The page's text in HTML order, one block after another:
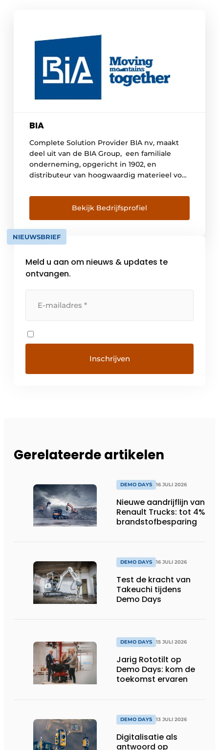
BIA
Complete Solution Provider BIA nv, maakt
deel uit van de BIA Group, een familiale
onderneming, opgericht in 1902, en
distributeur van hoogwaardig materieel voor
steengroeven, sloop, recycling,
stroomvoorziening. De BIA Group is actief in
de Benelux en meer dan 20 Afrikaanse
landen en telt meer dan 1000 werknemers.
De hoofdzetel van BIA […]
Bekijk Bedrijfsprofiel
NIEUWSBRIEF
Meld u aan om nieuws & updates te
ontvangen.
Gerelateerde artikelen
DEMO DAYS 16 JULI 2026
Nieuwe aandrijflijn van
Renault Trucks: tot 4%
brandstofbesparing
DEMO DAYS 16 JULI 2026
Test de kracht van
Takeuchi tijdens
Demo Days
DEMO DAYS 15 JULI 2026
Jarig Rototilt op
Demo Days: kom de
toekomst ervaren
DEMO DAYS 13 JULI 2026
Digitalisatie als
antwoord op